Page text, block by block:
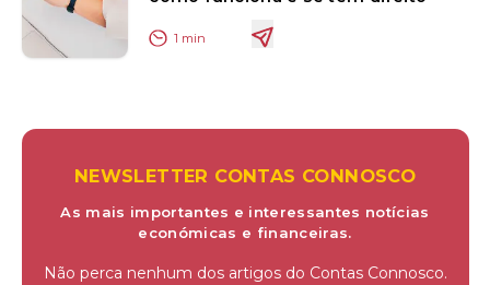
1 min
NEWSLETTER CONTAS CONNOSCO
As mais importantes e interessantes notícias
económicas e financeiras.
Não perca nenhum dos artigos do Contas Connosco.